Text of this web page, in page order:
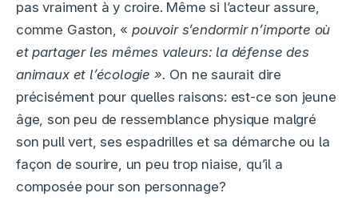
pas vraiment à y croire. Même si l’acteur assure,
comme Gaston, «pouvoir s’endormir n’importe où
et partager les mêmes valeurs: la défense des
animaux et l’écologie ». On ne saurait dire
précisément pour quelles raisons: est-ce son jeune
âge, son peu de ressemblance physique malgré
son pull vert, ses espadrilles et sa démarche ou la
façon de sourire, un peu trop niaise, qu’il a
composée pour son personnage?